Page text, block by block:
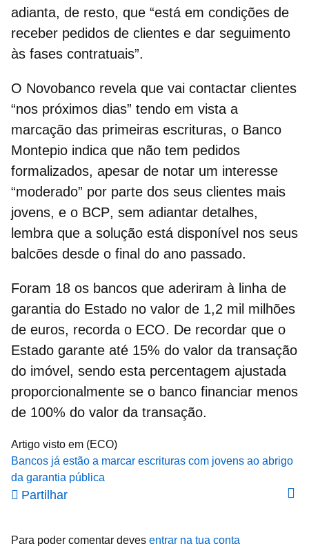
adianta, de resto, que “está em condições de
receber pedidos de clientes e dar seguimento
às fases contratuais”.
O Novobanco revela que vai contactar clientes
“nos próximos dias” tendo em vista a
marcação das primeiras escrituras, o Banco
Montepio indica que não tem pedidos
formalizados, apesar de notar um interesse
“moderado” por parte dos seus clientes mais
jovens, e o BCP, sem adiantar detalhes,
lembra que a solução está disponível nos seus
balcões desde o final do ano passado.
Foram 18 os bancos que aderiram à linha de
garantia do Estado no valor de 1,2 mil milhões
de euros, recorda o ECO. De recordar que o
Estado garante até 15% do valor da transação
do imóvel, sendo esta percentagem ajustada
proporcionalmente se o banco financiar menos
de 100% do valor da transação.
Artigo visto em (ECO)
Bancos já estão a marcar escrituras com jovens ao abrigo
da garantia pública
Partilhar
Para poder comentar deves entrar na tua conta